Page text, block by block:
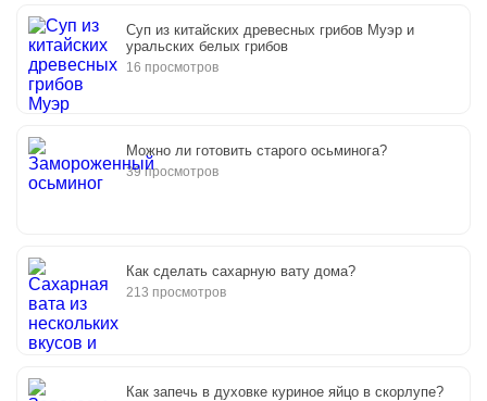
Суп из китайских древесных грибов Муэр и
уральских белых грибов
16 просмотров
Можно ли готовить старого осьминога?
39 просмотров
Как сделать сахарную вату дома?
213 просмотров
Как запечь в духовке куриное яйцо в скорлупе?